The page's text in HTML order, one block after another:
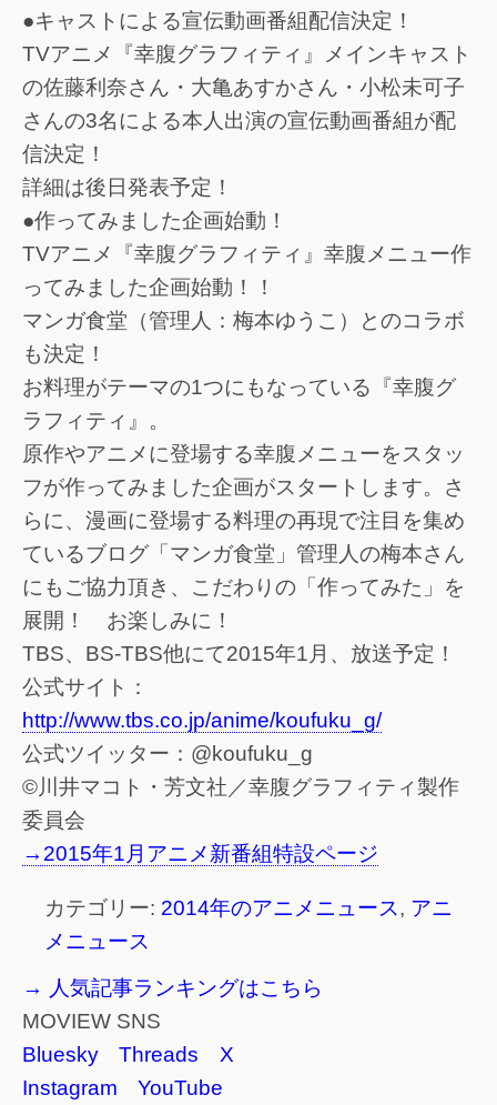
●キャストによる宣伝動画番組配信決定！
TVアニメ『幸腹グラフィティ』メインキャスト
の佐藤利奈さん・大亀あすかさん・小松未可子
さんの3名による本人出演の宣伝動画番組が配
信決定！
詳細は後日発表予定！
●作ってみました企画始動！
TVアニメ『幸腹グラフィティ』幸腹メニュー作
ってみました企画始動！！
マンガ食堂（管理人：梅本ゆうこ）とのコラボ
も決定！
お料理がテーマの1つにもなっている『幸腹グ
ラフィティ』。
原作やアニメに登場する幸腹メニューをスタッ
フが作ってみました企画がスタートします。さ
らに、漫画に登場する料理の再現で注目を集め
ているブログ「マンガ食堂」管理人の梅本さん
にもご協力頂き、こだわりの「作ってみた」を
展開！ お楽しみに！
TBS、BS-TBS他にて2015年1月、放送予定！
公式サイト：
http://www.tbs.co.jp/anime/koufuku_g/
公式ツイッター：@koufuku_g
©川井マコト・芳文社／幸腹グラフィティ製作
委員会
→2015年1月アニメ新番組特設ページ
カテゴリー: 2014年のアニメニュース, アニ
メニュース
→ 人気記事ランキングはこちら
MOVIEW SNS
Bluesky
Threads
X
Instagram
YouTube